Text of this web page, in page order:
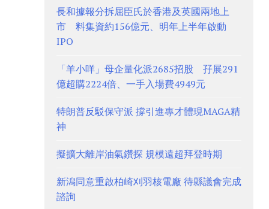
長和據報分拆屈臣氏於香港及英國兩地上
市 料集資約156億元、明年上半年啟動
IPO
「羊小咩」母企量化派2685招股 孖展291
億超購2224倍、一手入場費4949元
特朗普反駁保守派 撐引進專才體現MAGA精
神
擬擴大離岸油氣鑽探 規模遠超拜登時期
新潟同意重啟柏崎刈羽核電廠 待縣議會完成
諮詢